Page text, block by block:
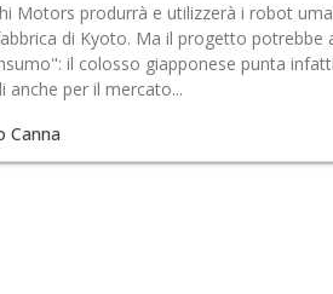
Motors produrrà e utilizzerà i robot
di Kyoto. Ma il progetto potrebbe
il colosso giapponese punta
anche per il mercato...
Canna